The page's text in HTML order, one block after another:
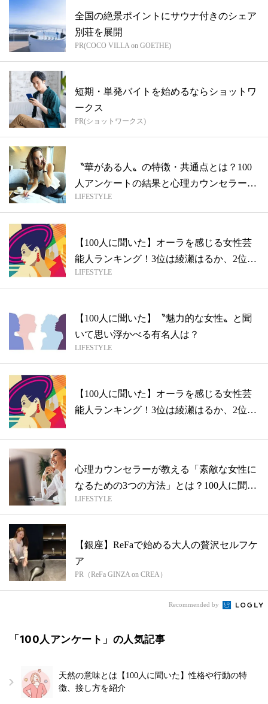
全国の絶景ポイントにサウナ付きのシェア
別荘を展開
PR(COCO VILLA on GOETHE)
短期・単発バイトを始めるならショットワ
ークス
PR(ショットワークス)
〝華がある人〟の特徴・共通点とは？100
人アンケートの結果と心理カウンセラーの
ア...
LIFESTYLE
【100人に聞いた】オーラを感じる女性芸
能人ランキング！3位は綾瀬はるか、2位
米...
LIFESTYLE
【100人に聞いた】〝魅力的な女性〟と聞
いて思い浮かべる有名人は？
LIFESTYLE
【100人に聞いた】オーラを感じる女性芸
能人ランキング！3位は綾瀬はるか、2位
心理カウンセラーが教える「素敵な女性に
なるための3つの方法」とは？100人に聞
い...
LIFESTYLE
【銀座】ReFaで始める大人の贅沢セルフケ
ア
PR（ReFa GINZA on CREA）
Recommended by
「100人アンケート」の人気記事
天然の意味とは【100人に聞いた】性格や行動の特
徴、接し方を紹介